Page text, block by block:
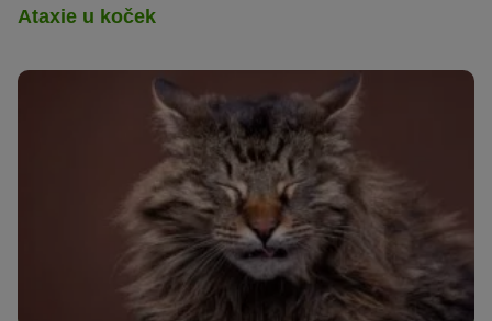
Ataxie u koček